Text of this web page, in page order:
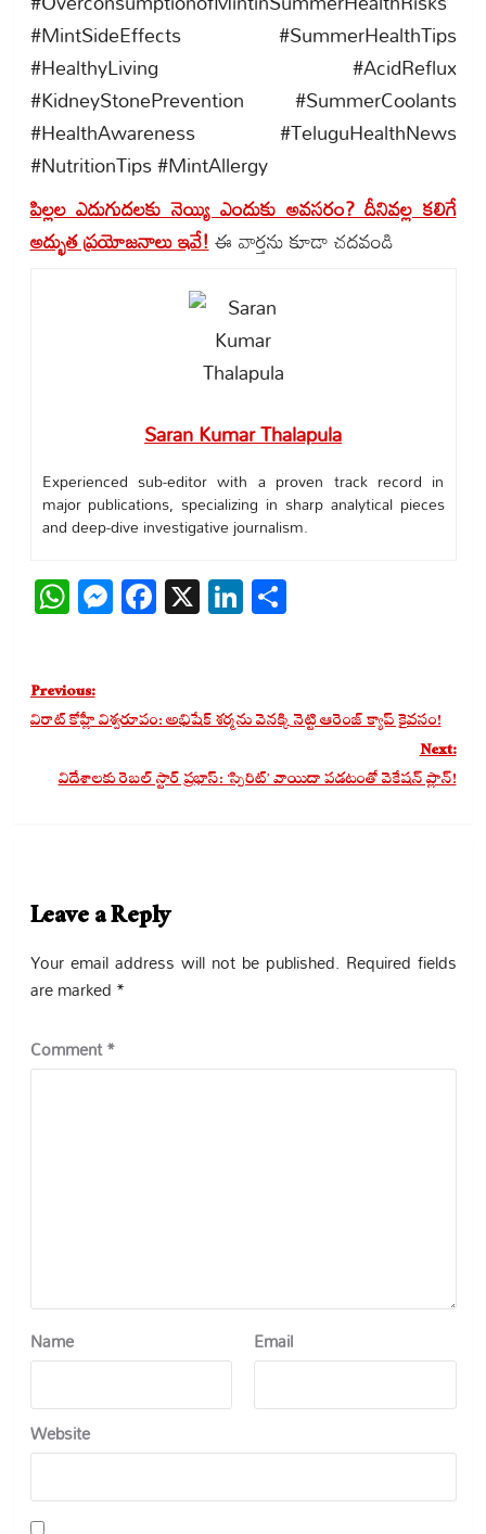
#MintSideEffects #SummerHealthTips
#HealthyLiving #AcidReflux
#KidneyStonePrevention #SummerCoolants
#HealthAwareness #TeluguHealthNews
#NutritionTips #MintAllergy
పిల్లల ఎదుగుదలకు నెయ్యి ఎందుకు అవసరం? దీనివల్ల కలిగే
అద్భుత ప్రయోజనాలు ఇవే!ఈ వార్తను కూడా చదవండి
Saran Kumar Thalapula
Experienced sub-editor with a proven track record in
major publications, specializing in sharp analytical pieces
and deep-dive investigative journalism.
WhatsApp
Messenger
Facebook
X LinkedIn
Share
Post
navigation
Previous:
విరాట్ కోహ్లీ విశ్వరూపం: అభిషేక్ శర్మను వెనక్కి నెట్టి ఆరెంజ్ క్యాప్ కైవసం!
Next:
విదేశాలకు రెబల్ స్టార్ ప్రభాస్: ‘స్పిరిట్’ వాయిదా పడటంతో వెకేషన్ ప్లాన్!
Leave a Reply
Your email address will not be published. Required fields
are marked *
Comment*
Name Email
Website